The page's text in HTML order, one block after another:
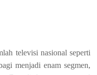
televisi nasional seperti
menjadi enam segmen,